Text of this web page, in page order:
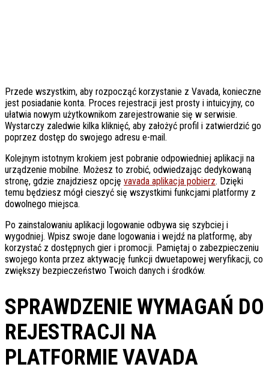
Przede wszystkim, aby rozpocząć korzystanie z Vavada, konieczne
jest posiadanie konta. Proces rejestracji jest prosty i intuicyjny, co
ułatwia nowym użytkownikom zarejestrowanie się w serwisie.
Wystarczy zaledwie kilka kliknięć, aby założyć profil i zatwierdzić go
poprzez dostęp do swojego adresu e-mail.
Kolejnym istotnym krokiem jest pobranie odpowiedniej aplikacji na
urządzenie mobilne. Możesz to zrobić, odwiedzając dedykowaną
stronę, gdzie znajdziesz opcję vavada aplikacja pobierz. Dzięki
temu będziesz mógł cieszyć się wszystkimi funkcjami platformy z
dowolnego miejsca.
Po zainstalowaniu aplikacji logowanie odbywa się szybciej i
wygodniej. Wpisz swoje dane logowania i wejdź na platformę, aby
korzystać z dostępnych gier i promocji. Pamiętaj o zabezpieczeniu
swojego konta przez aktywację funkcji dwuetapowej weryfikacji, co
zwiększy bezpieczeństwo Twoich danych i środków.
SPRAWDZENIE WYMAGAŃ DO
REJESTRACJI NA
PLATFORMIE VAVADA